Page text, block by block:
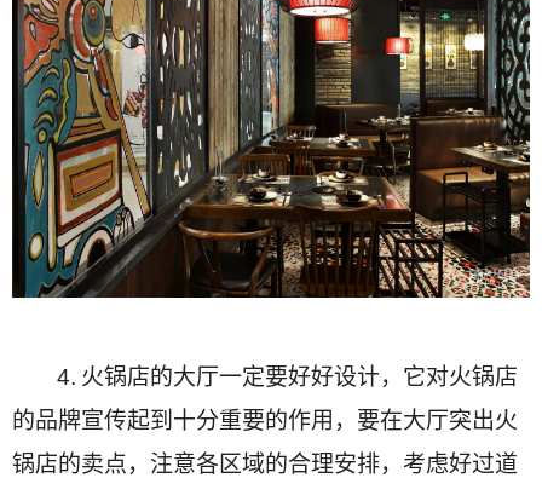
4. 火锅店的大厅一定要好好设计，它对火锅店
的品牌宣传起到十分重要的作用，要在大厅突出火
锅店的卖点，注意各区域的合理安排，考虑好过道